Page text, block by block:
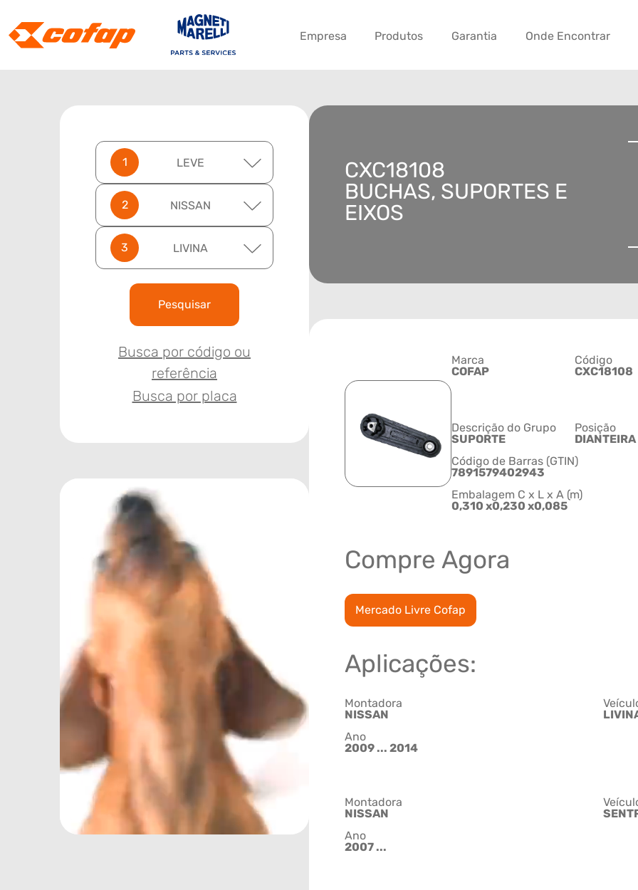
Empresa Produtos Garantia Onde Encontrar
LEVE
NISSAN
LIVINA
Pesquisar
Busca por código ou
referência
Busca por placa
CXC18108
BUCHAS, SUPORTES E
EIXOS
Marca
COFAP
Código
CXC18108
Descrição do Grupo
SUPORTE
Posição
DIANTEIRA
Código de Barras (GTIN)
7891579402943
Embalagem C x L x A (m)
0,310 x0,230 x0,085
Compre Agora
Mercado Livre Cofap
Aplicações:
Montadora
NISSAN
Ano
2009 ... 2014
Montadora
NISSAN
Ano
2007 ...